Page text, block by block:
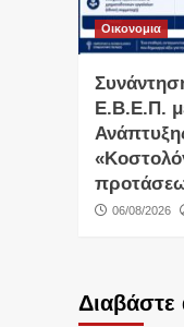
Οικονομια
Ε.Β.Ε.Π.
06/08/2026
Διαβάστε